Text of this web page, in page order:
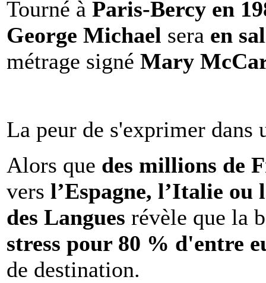
Tourné à Paris-Bercy en
George Michael sera en
métrage signé Mary
La peur de s'exprimer dans
Alors que des millions de
vers l’Espagne, l’Italie ou
des Langues révèle que la
stress pour 80 % d'entre
de destination.